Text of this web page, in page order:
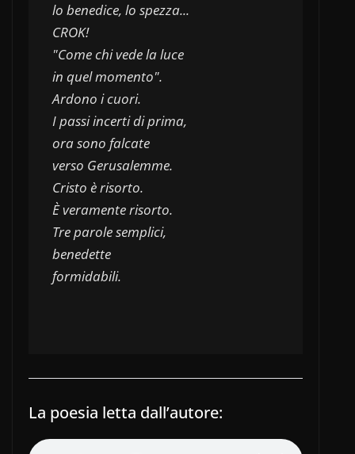
lo benedice, lo spezza...
CROK!
"Come chi vede la luce
in quel momento".
Ardono i cuori.
I passi incerti di prima,
ora sono falcate
verso Gerusalemme.
Cristo è risorto.
È veramente risorto.
Tre parole semplici,
benedette
formidabili.
La poesia letta dall’autore: